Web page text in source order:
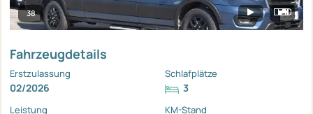
38
Fahrzeugdetails
Erstzulassung
02/2026
Schlafplätze
3
Leistung KM-Stand